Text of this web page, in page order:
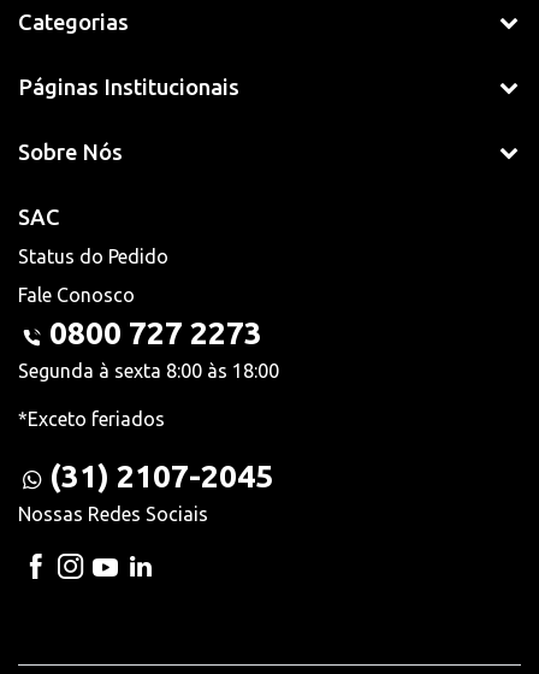
Categorias
Páginas Institucionais
Sobre Nós
SAC
Status do Pedido
Fale Conosco
0800 727 2273
Segunda à sexta 8:00 às 18:00
*Exceto feriados
(31) 2107-2045
Nossas Redes Sociais